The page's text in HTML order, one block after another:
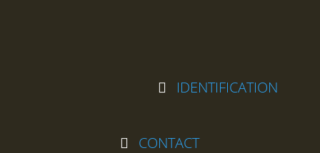
IDENTIFICATION
CONTACT